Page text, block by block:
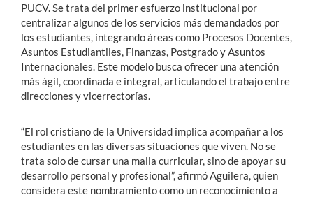
PUCV. Se trata del primer esfuerzo institucional por
centralizar algunos de los servicios más demandados por
los estudiantes, integrando áreas como Procesos Docentes,
Asuntos Estudiantiles, Finanzas, Postgrado y Asuntos
Internacionales. Este modelo busca ofrecer una atención
más ágil, coordinada e integral, articulando el trabajo entre
direcciones y vicerrectorías.
“El rol cristiano de la Universidad implica acompañar a los
estudiantes en las diversas situaciones que viven. No se
trata solo de cursar una malla curricular, sino de apoyar su
desarrollo personal y profesional”, afirmó Aguilera, quien
considera este nombramiento como un reconocimiento a